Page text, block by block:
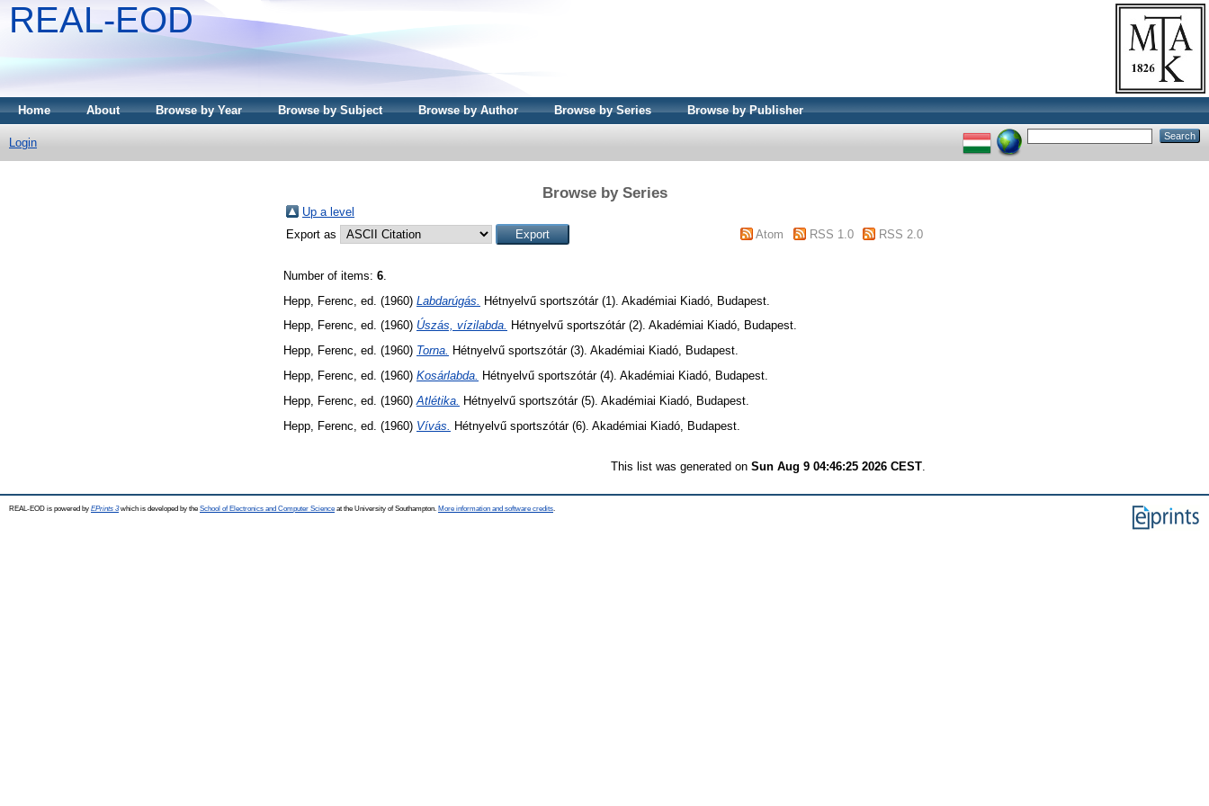
REAL-EOD
Home About Browse by Year Browse by Subject Browse by Author Browse by Series Browse by Publisher
Login
Browse by Series
Up a level
Export as
Atom RSS 1.0 RSS 2.0
Number of items: 6
Hepp, Ferenc , ed. (1960) Labdarúgás.
Hétnyelvű sportszótár (1). Akadémiai Kiadó, Budapest.
Hepp, Ferenc, ed. (1960) Úszás, vízilabda. Hétnyelvű sportszótár (2). Akadémiai Kiadó, Budapest.
Hepp, Ferenc, ed. (1960) Torna. Hétnyelvű sportszótár (3). Akadémiai Kiadó, Budapest.
Hepp, Ferenc , ed. (1960) Kosárlabda.
Hétnyelvű sportszótár (4). Akadémiai Kiadó, Budapest.
Hepp, Ferenc , ed. (1960) Atlétika.
Hétnyelvű sportszótár (5). Akadémiai Kiadó, Budapest.
Hepp, Ferenc , ed. (1960) Vívás. Hétnyelvű sportszótár (6). Akadémiai Kiadó, Budapest.
This list was generated on Sun Aug 9 04:46:25 2026 CEST
REAL-EOD is powered by EPrints 3which is developed by the School of Electronics and Computer Science at the University of Southampton. More information and software credits